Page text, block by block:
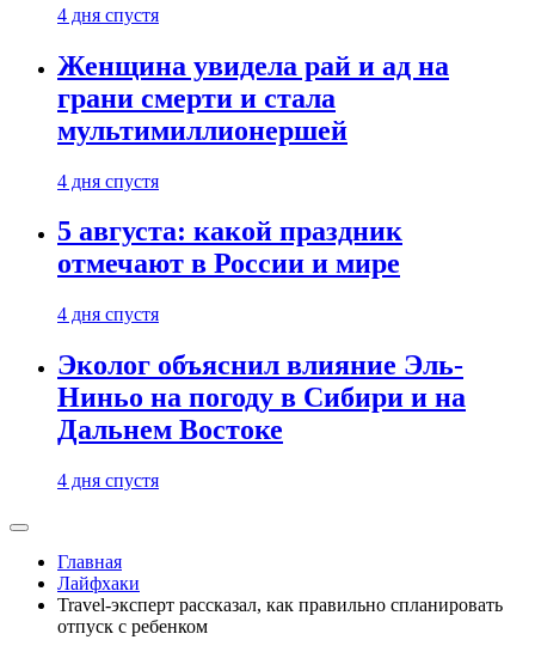
4 дня спустя
Женщина увидела рай и ад на
грани смерти и стала
мультимиллионершей
4 дня спустя
5 августа: какой праздник
отмечают в России и мире
4 дня спустя
Эколог объяснил влияние Эль-
Ниньо на погоду в Сибири и на
Дальнем Востоке
4 дня спустя
Главная
Лайфхаки
Travel-эксперт рассказал, как правильно спланировать
отпуск с ребенком